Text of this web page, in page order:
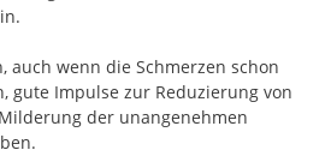
auch wenn die Schmerzen schon
gute Impulse zur Reduzierung von
der unangenehmen